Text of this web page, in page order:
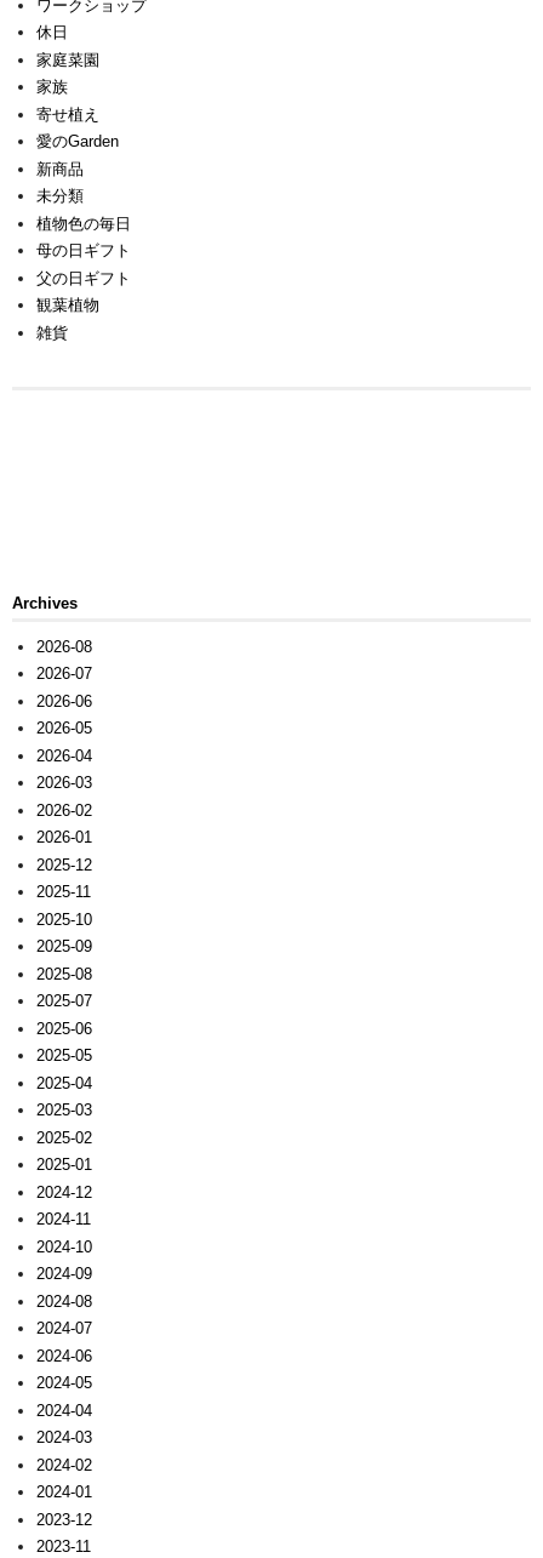
ワークショップ
休日
家庭菜園
家族
寄せ植え
愛のGarden
新商品
未分類
植物色の毎日
母の日ギフト
父の日ギフト
観葉植物
雑貨
Archives
2026-08
2026-07
2026-06
2026-05
2026-04
2026-03
2026-02
2026-01
2025-12
2025-11
2025-10
2025-09
2025-08
2025-07
2025-06
2025-05
2025-04
2025-03
2025-02
2025-01
2024-12
2024-11
2024-10
2024-09
2024-08
2024-07
2024-06
2024-05
2024-04
2024-03
2024-02
2024-01
2023-12
2023-11